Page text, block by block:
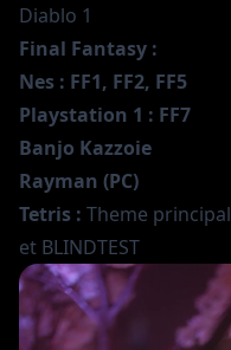
Diablo 1
Final Fantasy :
Nes : FF1, FF2, FF5
Playstation 1 : FF7
Banjo Kazzoie
Rayman (PC)
Tetris : Theme principal
et BLINDTEST